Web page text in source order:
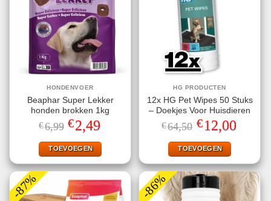
HONDENVOER
Beaphar Super Lekker
honden brokken 1kg
€6,99 Oorspronkelijke
prijs
was:
€6,99.
€2,49
is:
€2,49.
TOEVOEGEN
HG PRODUCTEN
12x HG Pet Wipes 50 Stuks
– Doekjes Voor Huisdieren
€64,50 Oorspronkelijke
prijs
was:
€64,50.
€12,00Huidige
prijs
TOEVOEGEN
-87% -86%